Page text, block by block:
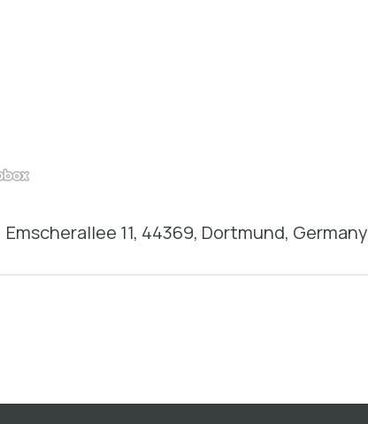
Emscherallee 11, 44369, Dortmund, Germany